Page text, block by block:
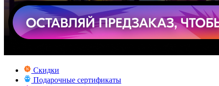
Скидки
Подарочные сертификаты